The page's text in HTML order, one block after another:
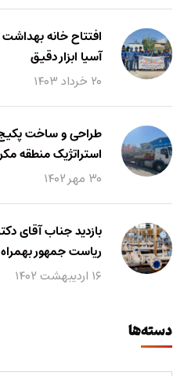
افتتاح خانه
آسیا ابزار دقیق
۲۰ خرداد ۱۴۰۳
طراحی و ساخت پکیج
استراتژیک منطقه
۳۰ مهر ۱۴۰۲
بازدید جناب آقای
ریاست جمهور بهمراه
۱۶ اردیبهشت ۱۴۰۲
دسته‌ها